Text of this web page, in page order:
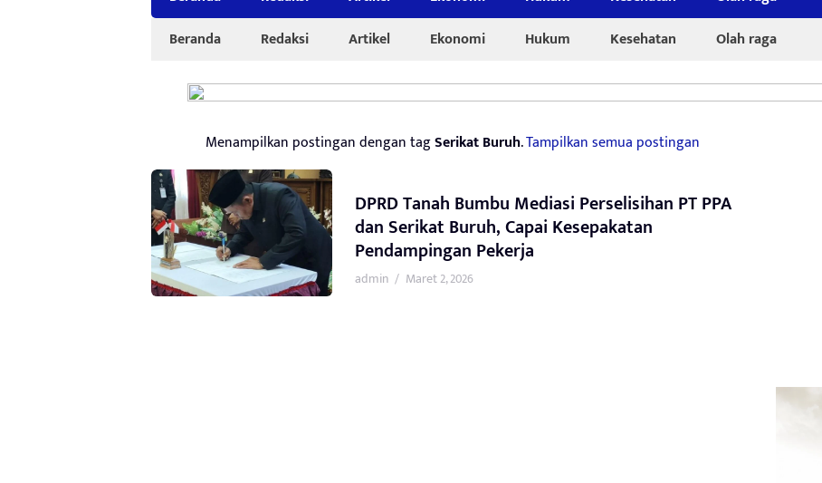
Beranda
Redaksi Artikel Ekonomi Hukum Kesehatan Olah raga
Menampilkan postingan dengan tagSerikat Buruh.Tampilkan semua postingan
DPRD Tanah Bumbu Mediasi Perselisihan PT PPA
dan Serikat Buruh, Capai Kesepakatan
Pendampingan Pekerja
admin / Maret 2, 2026